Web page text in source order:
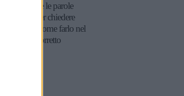
Le frasi e le parole
giuste per chiedere
scusa e come farlo nel
modo corretto